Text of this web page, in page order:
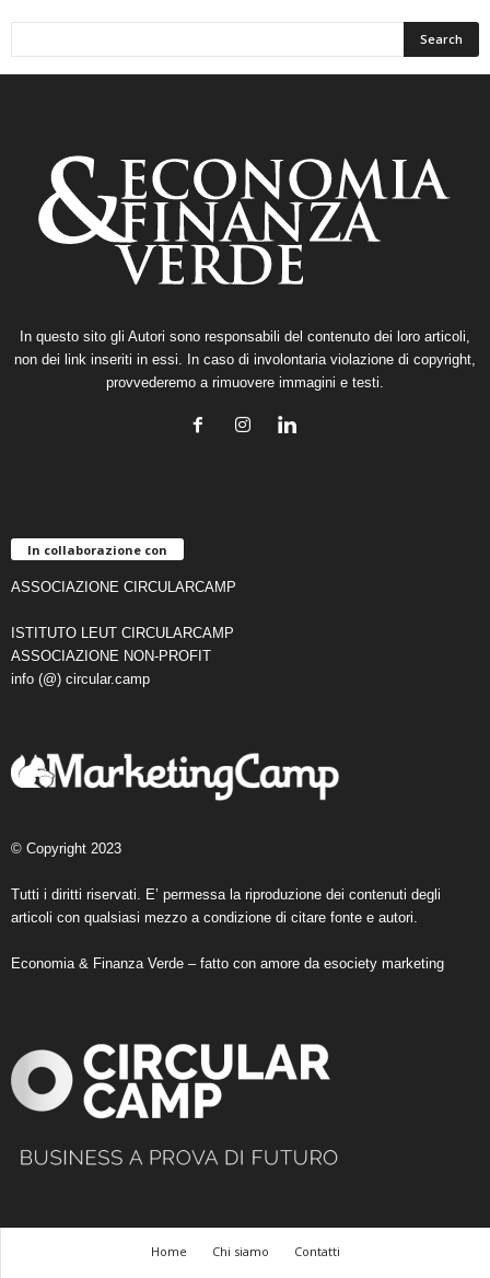
In questo sito gli Autori sono responsabili del contenuto dei loro articoli,
non dei link inseriti in essi. In caso di involontaria violazione di copyright,
provvederemo a rimuovere immagini e testi.
In collaborazione con
ASSOCIAZIONE CIRCULARCAMP
ISTITUTO LEUT CIRCULARCAMP
ASSOCIAZIONE NON-PROFIT
info (@) circular.camp
© Copyright 2023
Tutti i diritti riservati. E’ permessa la riproduzione dei contenuti degli
articoli con qualsiasi mezzo a condizione di citare fonte e autori.
Economia & Finanza Verde – fatto con amore da esociety marketing
Home Chi siamo
Contatti